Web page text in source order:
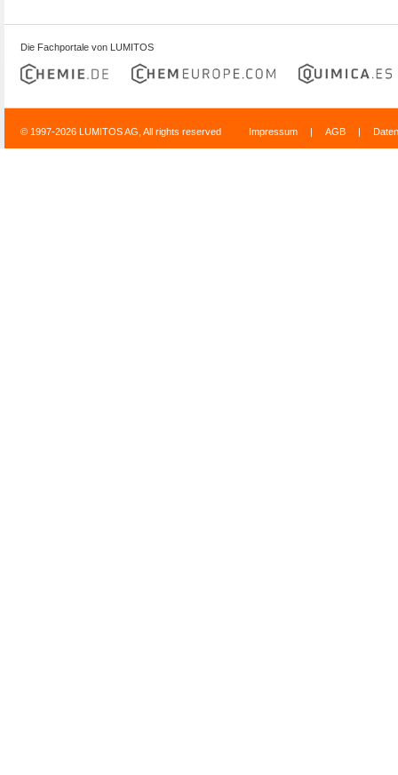
Die Fachportale von LUMITOS
© 1997-2026 LUMITOS AG, All rights reserved Impressum | AGB |